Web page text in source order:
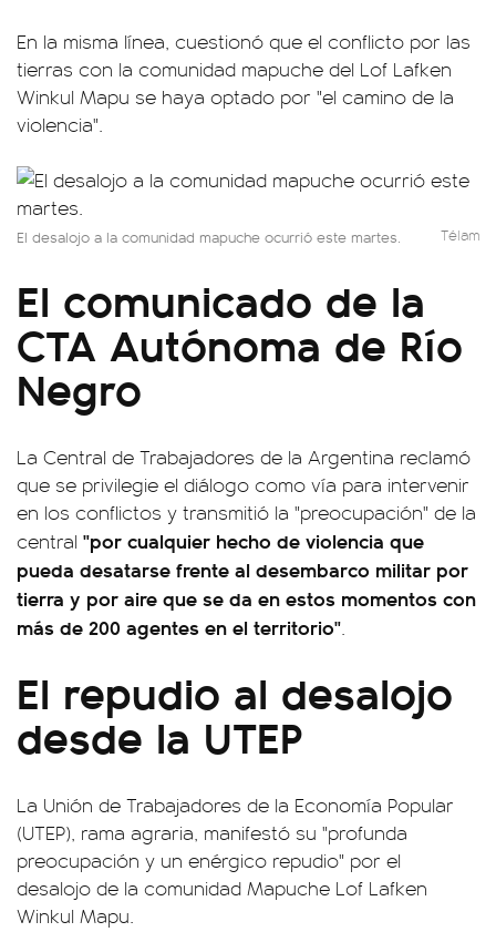
En la misma línea, cuestionó que el conflicto por las
tierras con la comunidad mapuche del Lof Lafken
Winkul Mapu se haya optado por "el camino de la
violencia".
El desalojo a la comunidad mapuche ocurrió este martes. Télam
El comunicado de la
CTA Autónoma de Río
Negro
La Central de Trabajadores de la Argentina reclamó
que se privilegie el diálogo como vía para intervenir
en los conflictos y transmitió la "preocupación" de la
central "por cualquier hecho de violencia que
pueda desatarse frente al desembarco militar por
tierra y por aire que se da en estos momentos con
más de 200 agentes en el territorio".
El repudio al desalojo
desde la UTEP
La Unión de Trabajadores de la Economía Popular
(UTEP), rama agraria, manifestó su "profunda
preocupación y un enérgico repudio" por el
desalojo de la comunidad Mapuche Lof Lafken
Winkul Mapu.